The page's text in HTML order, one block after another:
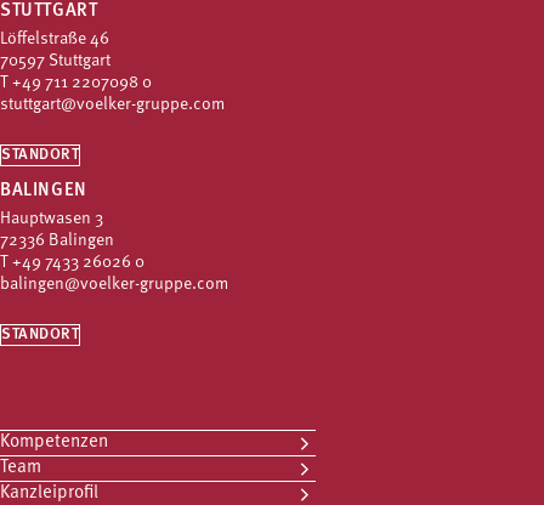
STUTTGART
Löffelstraße 46
70597 Stuttgart
+49 711 2207098 0
stuttgart@voelker-gruppe.com
STANDORT
BALINGEN
Hauptwasen 3
72336 Balingen
+49 7433 26026 0
balingen@voelker-gruppe.com
STANDORT
Kompetenzen
Team
Kanzleiprofil